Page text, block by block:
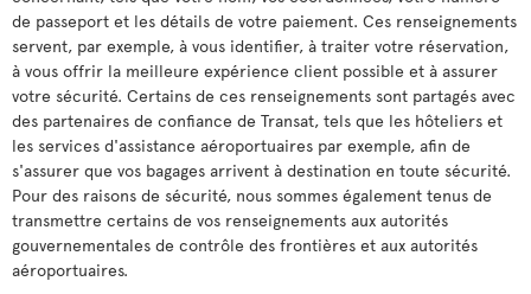
de passeport et les détails de votre paiement. Ces renseignements
servent, par exemple, à vous identifier, à traiter votre réservation,
à vous offrir la meilleure expérience client possible et à assurer
votre sécurité. Certains de ces renseignements sont partagés avec
des partenaires de confiance de Transat, tels que les hôteliers et
les services d'assistance aéroportuaires par exemple, afin de
s'assurer que vos bagages arrivent à destination en toute sécurité.
Pour des raisons de sécurité, nous sommes également tenus de
transmettre certains de vos renseignements aux autorités
gouvernementales de contrôle des frontières et aux autorités
aéroportuaires.